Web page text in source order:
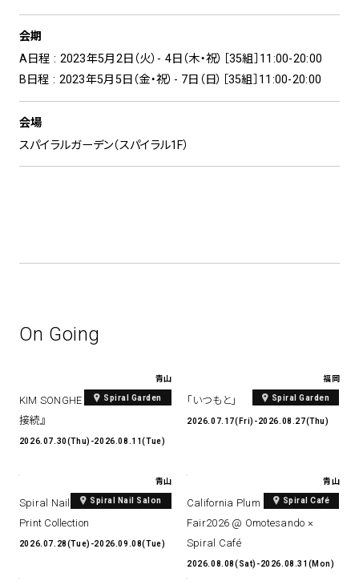
会期
A日程 : 2023年5月2日（火）- 4日（木・祝）［35組］11:00-20:00
B日程 : 2023年5月5日（金・祝）- 7日（日）［35組］11:00-20:00
会場
スパイラルガーデン（スパイラル1F）
On Going
青山
Spiral Garden
KIM SONGHE EXHIBITION 『愛と
接続』
2026.07.30(Thu)-2026.08.11(Tue)
福岡
Spiral Garden
「いつもと」
2026.07.17(Fri)-2026.08.27(Thu)
青山
Spiral Nail Salon
Spiral Nail Salon Art #14 Spiral
Print Collection
2026.07.28(Tue)-2026.09.08(Tue)
青山
Spiral Café
California Plum & Nectarine
Fair2026 @ Omotesando ×
Spiral Café
2026.08.08(Sat)-2026.08.31(Mon)